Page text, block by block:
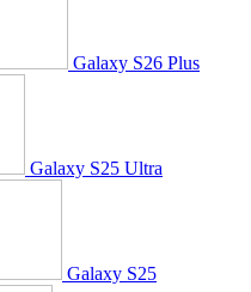
Galaxy S26 Plus
Galaxy S25 Ultra
Galaxy S25